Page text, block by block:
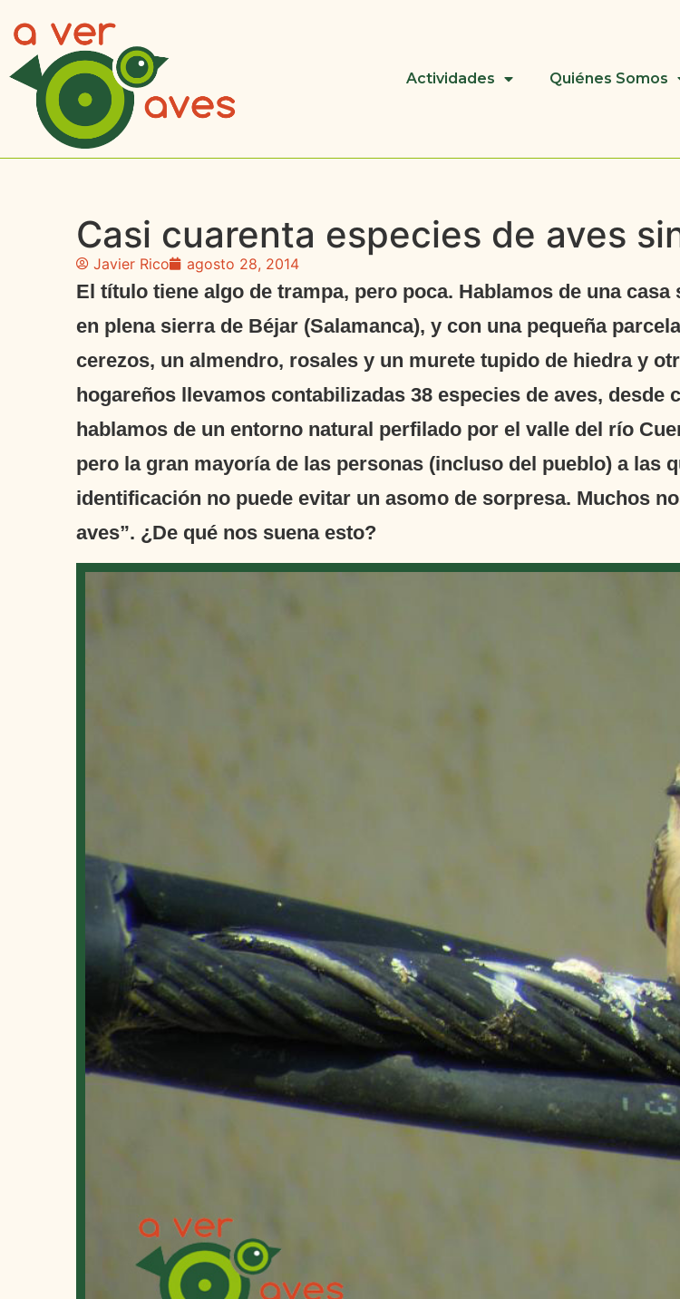
Actividades Quiénes Somos
Casi cuarenta especies de aves
Javier Rico agosto 28, 2014
El título tiene algo de trampa, pero poca. Hablamos de una
en plena sierra de Béjar (Salamanca), y con una pequeña
cerezos, un almendro, rosales y un murete tupido de hiedra y
hogareños llevamos contabilizadas 38 especies de aves,
hablamos de un entorno natural perfilado por el valle del río
pero la gran mayoría de las personas (incluso del pueblo) a las
identificación no puede evitar un asomo de sorpresa. Muchos
aves”. ¿De qué nos suena esto?